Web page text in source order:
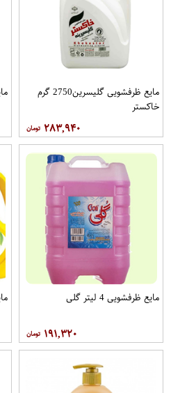
مایع ظرفشویی گلیسرین2750 گرم
خاکستر
۲۸۳,۹۴۰
مایع ظرفشویی 4 لیتر گلی
۱۹۱,۳۲۰